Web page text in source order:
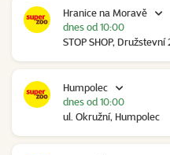
Hranice na Moravě
STOP SHOP,
dnes od 10:00
Humpolec
ul. Okružní, Humpolec
dnes od 10:00